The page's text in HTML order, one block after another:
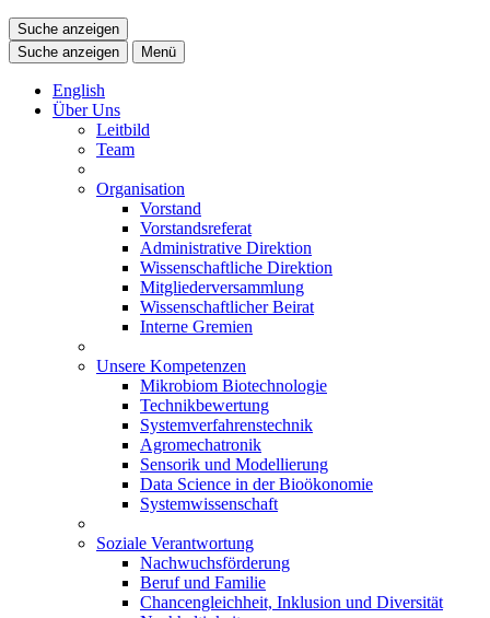
Suche anzeigen
Suche anzeigen
Menü
English
Über Uns
Leitbild
Team
Organisation
Vorstand
Vorstandsreferat
Administrative Direktion
Wissenschaftliche Direktion
Mitgliederversammlung
Wissenschaftlicher Beirat
Interne Gremien
Unsere Kompetenzen
Mikrobiom Biotechnologie
Technikbewertung
Systemverfahrenstechnik
Agromechatronik
Sensorik und Modellierung
Data Science in der Bioökonomie
Systemwissenschaft
Soziale Verantwortung
Nachwuchsförderung
Beruf und Familie
Chancengleichheit, Inklusion und Diversität